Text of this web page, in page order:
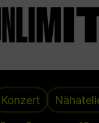
Konzert